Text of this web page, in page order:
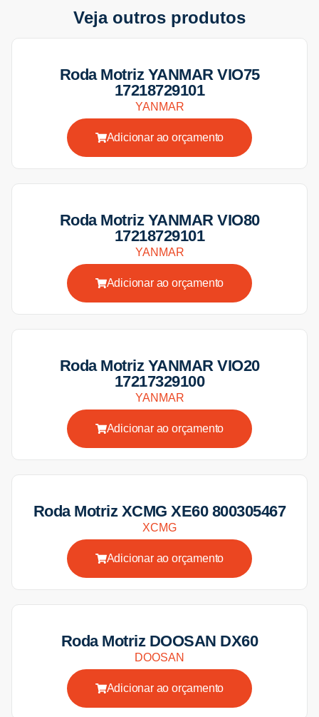
Veja outros produtos
Roda Motriz YANMAR VIO75
17218729101
YANMAR
Adicionar ao orçamento
Roda Motriz YANMAR VIO80
17218729101
YANMAR
Adicionar ao orçamento
Roda Motriz YANMAR VIO20
17217329100
YANMAR
Adicionar ao orçamento
Roda Motriz XCMG XE60 800305467
XCMG
Adicionar ao orçamento
Roda Motriz DOOSAN DX60
DOOSAN
Adicionar ao orçamento